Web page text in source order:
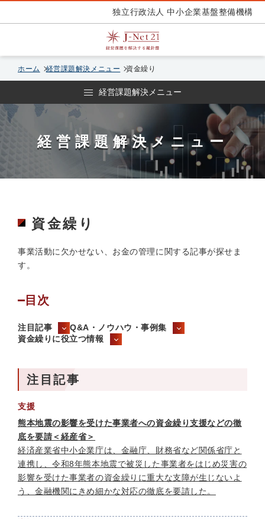
独立行政法人 中小企業基盤整備機構
ホーム 経営課題解決メニュー 資金繰り
経営課題解決メニュー
経営課題解決メニュー
資金繰り
事業活動に欠かせない、お金の管理に関する記事が探せま
す。
目次
注目記事
Q&A・ノウハウ・事例集
資金繰りに役立つ情報
注目記事
支援
熊本地震の影響を受けた事業者への資金繰り支援などの徹
底を要請＜経産省＞
経済産業省中小企業庁は、金融庁、財務省など関係省庁と
連携し、令和8年熊本地震で被災した事業者をはじめ災害の
影響を受けた事業者の資金繰りに重大な支障が生じないよ
う、金融機関にきめ細かな対応の徹底を要請した。